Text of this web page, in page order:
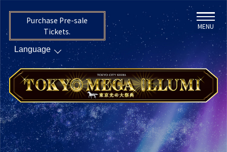
Purchase Pre-sale
Tickets.
MENU